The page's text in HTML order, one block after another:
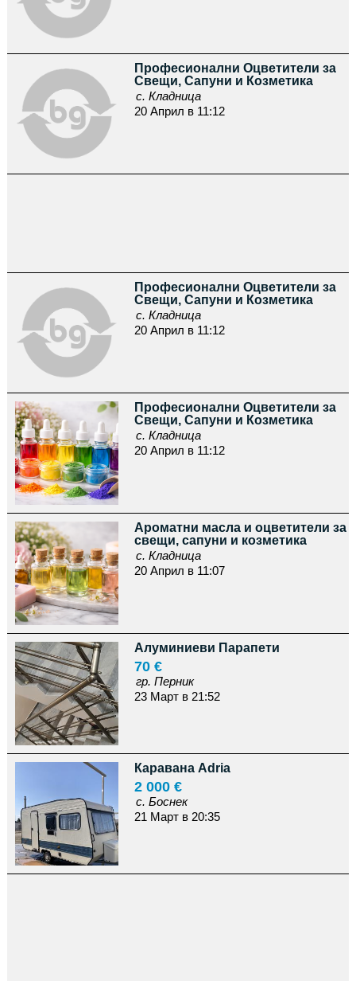
Професионални Оцветители за
Свещи, Сапуни и Козметика
с. Кладница
20 Април в 11:12
Професионални Оцветители за
Свещи, Сапуни и Козметика
с. Кладница
20 Април в 11:12
Професионални Оцветители за
Свещи, Сапуни и Козметика
с. Кладница
20 Април в 11:12
Ароматни масла и оцветители за
свещи, сапуни и козметика
с. Кладница
20 Април в 11:07
Алуминиеви Парапети
70 €
гр. Перник
23 Март в 21:52
Каравана Adria
2 000 €
с. Боснек
21 Март в 20:35